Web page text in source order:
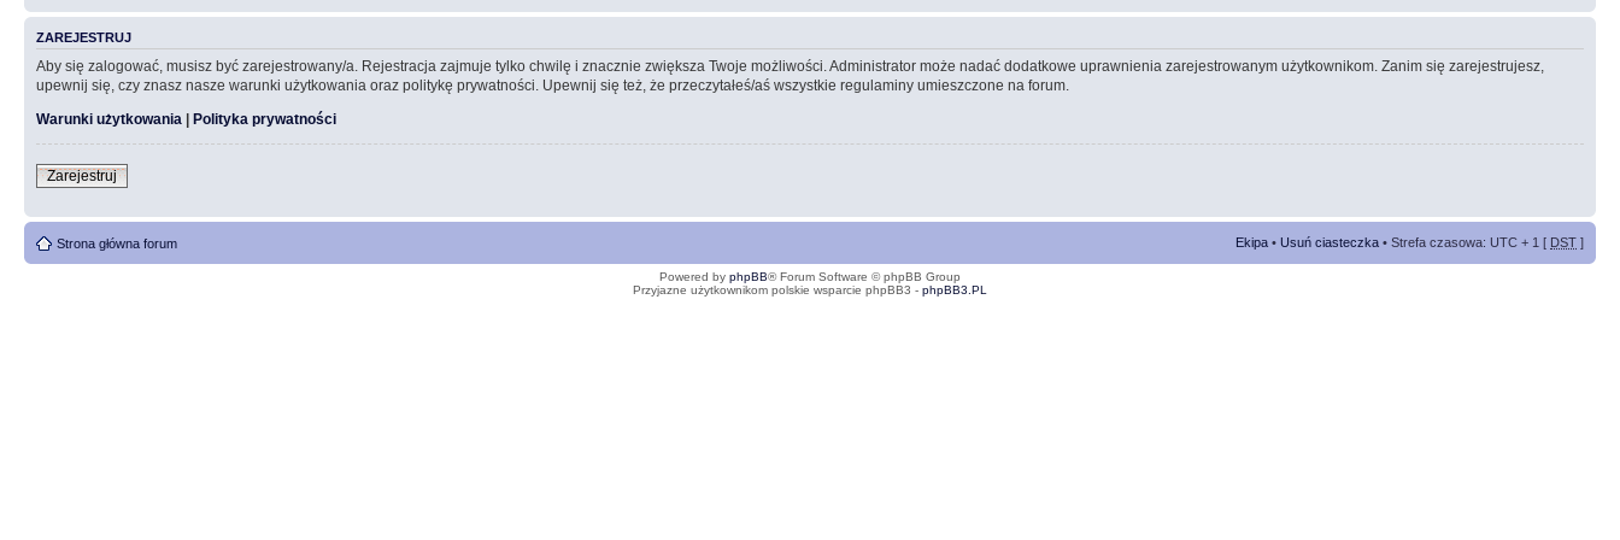
ZAREJESTRUJ
Aby się zalogować, musisz być zarejestrowany/a. Rejestracja zajmuje tylko chwilę i znacznie zwiększa Twoje możliwości. Administrator może nadać dodatkowe uprawnienia zarejestrowanym użytkownikom. Zanim się zarejestrujesz,
upewnij się, czy znasz nasze warunki użytkowania oraz politykę prywatności. Upewnij się też, że przeczytałeś/aś wszystkie regulaminy umieszczone na forum.
Warunki użytkowania | Polityka prywatności
Zarejestruj
Strona główna forum Ekipa • Usuń ciasteczka • Strefa czasowa: UTC + 1 [ DST ]
Powered by phpBB® Forum Software © phpBB Group
Przyjazne użytkownikom polskie wsparcie phpBB3 - phpBB3.PL